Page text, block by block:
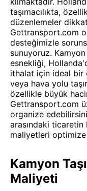
taşımacılıkta,
düzenlemeler
Gettransport.com
desteğimizle
sunuyoruz. Kamyon
esnekliği,
ithalat için ideal bir
veya hava yolu
özellikle büyük
Gettransport.com
organize
arasındaki ticaretin
maliyetleri optimize
Kamyon
Maliyeti